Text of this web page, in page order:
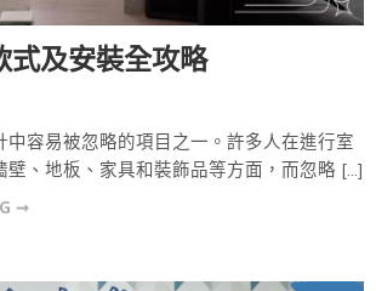
式及安裝全攻略
中容易被忽略的項目之一。許多人在進行室
壁、地板、家具和裝飾品等方面，而忽略 […]
➞